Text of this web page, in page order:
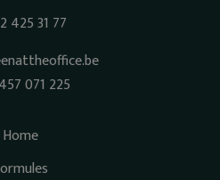
425 31 77
071 225
Home